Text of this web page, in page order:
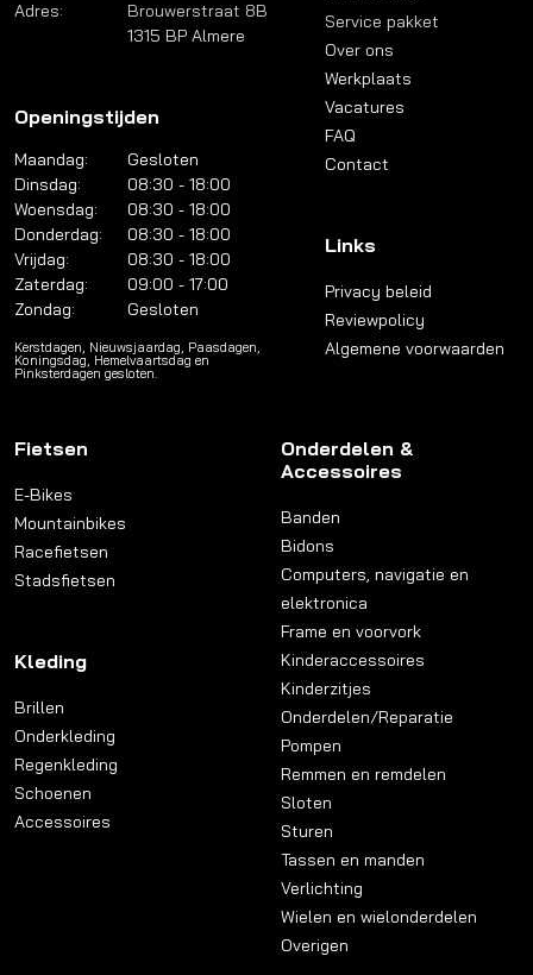
Adres:
Brouwerstraat 8B
1315 BP Almere
Openingstijden
Maandag:
Gesloten
Dinsdag:
08:30 - 18:00
Woensdag:
08:30 - 18:00
Donderdag:
08:30 - 18:00
Vrijdag:
08:30 - 18:00
Zaterdag:
09:00 - 17:00
Zondag:
Gesloten
Kerstdagen, Nieuwsjaardag, Paasdagen,
Koningsdag, Hemelvaartsdag en
Pinksterdagen gesloten.
Service pakket
Over ons
Werkplaats
Vacatures
FAQ
Contact
Links
Privacy beleid
Reviewpolicy
Algemene voorwaarden
Fietsen
E-Bikes
Mountainbikes
Racefietsen
Stadsfietsen
Kleding
Brillen
Onderkleding
Regenkleding
Schoenen
Accessoires
Onderdelen &
Accessoires
Banden
Bidons
Computers, navigatie en
elektronica
Frame en voorvork
Kinderaccessoires
Kinderzitjes
Onderdelen/Reparatie
Pompen
Remmen en remdelen
Sloten
Sturen
Tassen en manden
Verlichting
Wielen en wielonderdelen
Overigen